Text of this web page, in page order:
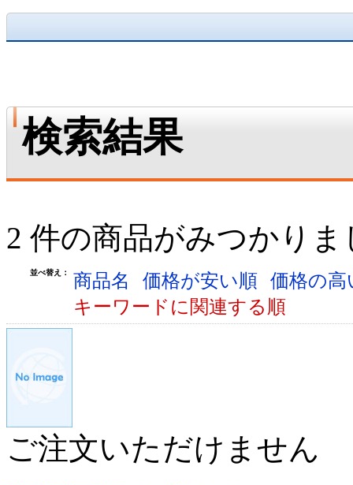
検索結果
2 件の商品がみつかりま
並べ替え： 商品名 価格が安い順 価格の
キーワードに関連する順
ご注文いただけません